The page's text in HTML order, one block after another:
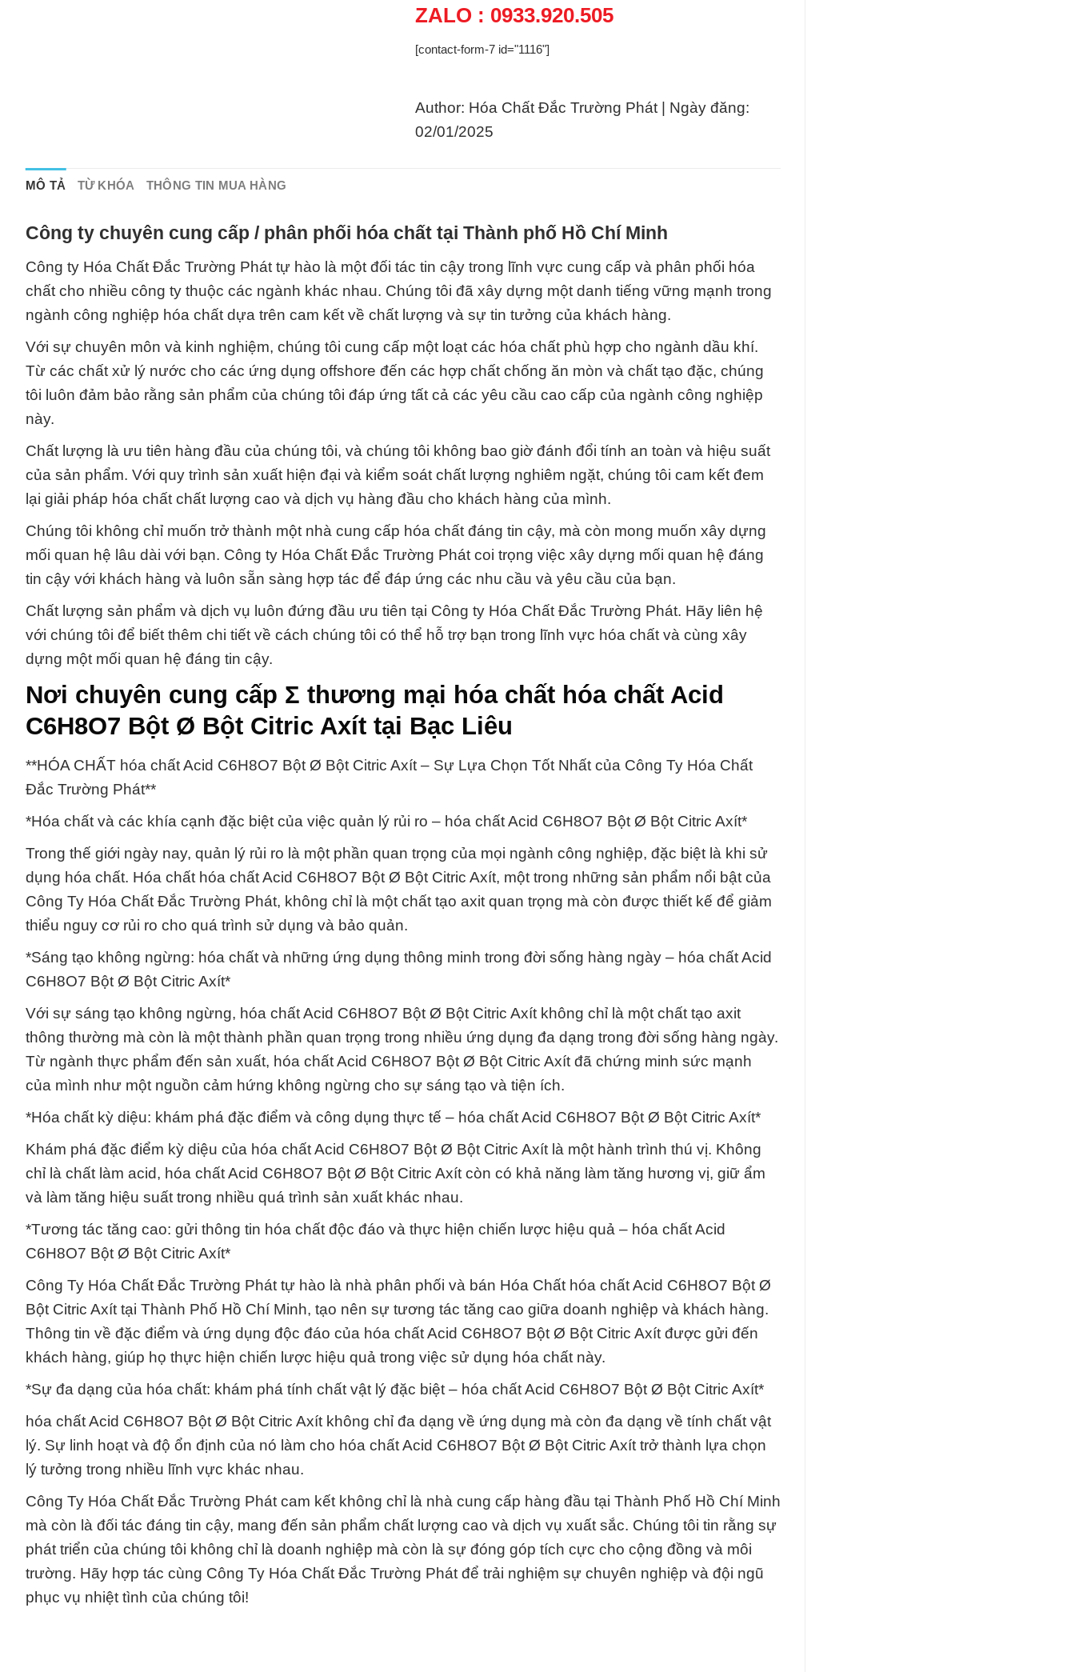
ZALO : 0933.920.505
[contact-form-7 id="1116"]
Author: Hóa Chất Đắc Trường Phát | Ngày đăng:
02/01/2025
MÔ TẢ TỪ KHÓA THÔNG TIN MUA HÀNG
Công ty chuyên cung cấp / phân phối hóa chất tại Thành phố Hồ Chí Minh
Công ty Hóa Chất Đắc Trường Phát tự hào là một đối tác tin cậy trong lĩnh vực cung cấp và phân phối hóa
chất cho nhiều công ty thuộc các ngành khác nhau. Chúng tôi đã xây dựng một danh tiếng vững mạnh trong
ngành công nghiệp hóa chất dựa trên cam kết về chất lượng và sự tin tưởng của khách hàng.
Với sự chuyên môn và kinh nghiệm, chúng tôi cung cấp một loạt các hóa chất phù hợp cho ngành dầu khí.
Từ các chất xử lý nước cho các ứng dụng offshore đến các hợp chất chống ăn mòn và chất tạo đặc, chúng
tôi luôn đảm bảo rằng sản phẩm của chúng tôi đáp ứng tất cả các yêu cầu cao cấp của ngành công nghiệp
này.
Chất lượng là ưu tiên hàng đầu của chúng tôi, và chúng tôi không bao giờ đánh đổi tính an toàn và hiệu suất
của sản phẩm. Với quy trình sản xuất hiện đại và kiểm soát chất lượng nghiêm ngặt, chúng tôi cam kết đem
lại giải pháp hóa chất chất lượng cao và dịch vụ hàng đầu cho khách hàng của mình.
Chúng tôi không chỉ muốn trở thành một nhà cung cấp hóa chất đáng tin cậy, mà còn mong muốn xây dựng
mối quan hệ lâu dài với bạn. Công ty Hóa Chất Đắc Trường Phát coi trọng việc xây dựng mối quan hệ đáng
tin cậy với khách hàng và luôn sẵn sàng hợp tác để đáp ứng các nhu cầu và yêu cầu của bạn.
Chất lượng sản phẩm và dịch vụ luôn đứng đầu ưu tiên tại Công ty Hóa Chất Đắc Trường Phát. Hãy liên hệ
với chúng tôi để biết thêm chi tiết về cách chúng tôi có thể hỗ trợ bạn trong lĩnh vực hóa chất và cùng xây
dựng một mối quan hệ đáng tin cậy.
Nơi chuyên cung cấp Σ thương mại hóa chất hóa chất Acid
C6H8O7 Bột Ø Bột Citric Axít tại Bạc Liêu
**HÓA CHẤT hóa chất Acid C6H8O7 Bột Ø Bột Citric Axít – Sự Lựa Chọn Tốt Nhất của Công Ty Hóa Chất
Đắc Trường Phát**
*Hóa chất và các khía cạnh đặc biệt của việc quản lý rủi ro – hóa chất Acid C6H8O7 Bột Ø Bột Citric Axít*
Trong thế giới ngày nay, quản lý rủi ro là một phần quan trọng của mọi ngành công nghiệp, đặc biệt là khi sử
dụng hóa chất. Hóa chất hóa chất Acid C6H8O7 Bột Ø Bột Citric Axít, một trong những sản phẩm nổi bật của
Công Ty Hóa Chất Đắc Trường Phát, không chỉ là một chất tạo axit quan trọng mà còn được thiết kế để giảm
thiểu nguy cơ rủi ro cho quá trình sử dụng và bảo quản.
*Sáng tạo không ngừng: hóa chất và những ứng dụng thông minh trong đời sống hàng ngày – hóa chất Acid
C6H8O7 Bột Ø Bột Citric Axít*
Với sự sáng tạo không ngừng, hóa chất Acid C6H8O7 Bột Ø Bột Citric Axít không chỉ là một chất tạo axit
thông thường mà còn là một thành phần quan trọng trong nhiều ứng dụng đa dạng trong đời sống hàng ngày.
Từ ngành thực phẩm đến sản xuất, hóa chất Acid C6H8O7 Bột Ø Bột Citric Axít đã chứng minh sức mạnh
của mình như một nguồn cảm hứng không ngừng cho sự sáng tạo và tiện ích.
*Hóa chất kỳ diệu: khám phá đặc điểm và công dụng thực tế – hóa chất Acid C6H8O7 Bột Ø Bột Citric Axít*
Khám phá đặc điểm kỳ diệu của hóa chất Acid C6H8O7 Bột Ø Bột Citric Axít là một hành trình thú vị. Không
chỉ là chất làm acid, hóa chất Acid C6H8O7 Bột Ø Bột Citric Axít còn có khả năng làm tăng hương vị, giữ ẩm
và làm tăng hiệu suất trong nhiều quá trình sản xuất khác nhau.
*Tương tác tăng cao: gửi thông tin hóa chất độc đáo và thực hiện chiến lược hiệu quả – hóa chất Acid
C6H8O7 Bột Ø Bột Citric Axít*
Công Ty Hóa Chất Đắc Trường Phát tự hào là nhà phân phối và bán Hóa Chất hóa chất Acid C6H8O7 Bột Ø
Bột Citric Axít tại Thành Phố Hồ Chí Minh, tạo nên sự tương tác tăng cao giữa doanh nghiệp và khách hàng.
Thông tin về đặc điểm và ứng dụng độc đáo của hóa chất Acid C6H8O7 Bột Ø Bột Citric Axít được gửi đến
khách hàng, giúp họ thực hiện chiến lược hiệu quả trong việc sử dụng hóa chất này.
*Sự đa dạng của hóa chất: khám phá tính chất vật lý đặc biệt – hóa chất Acid C6H8O7 Bột Ø Bột Citric Axít*
hóa chất Acid C6H8O7 Bột Ø Bột Citric Axít không chỉ đa dạng về ứng dụng mà còn đa dạng về tính chất vật
lý. Sự linh hoạt và độ ổn định của nó làm cho hóa chất Acid C6H8O7 Bột Ø Bột Citric Axít trở thành lựa chọn
lý tưởng trong nhiều lĩnh vực khác nhau.
Công Ty Hóa Chất Đắc Trường Phát cam kết không chỉ là nhà cung cấp hàng đầu tại Thành Phố Hồ Chí Minh
mà còn là đối tác đáng tin cậy, mang đến sản phẩm chất lượng cao và dịch vụ xuất sắc. Chúng tôi tin rằng sự
phát triển của chúng tôi không chỉ là doanh nghiệp mà còn là sự đóng góp tích cực cho cộng đồng và môi
trường. Hãy hợp tác cùng Công Ty Hóa Chất Đắc Trường Phát để trải nghiệm sự chuyên nghiệp và đội ngũ
phục vụ nhiệt tình của chúng tôi!